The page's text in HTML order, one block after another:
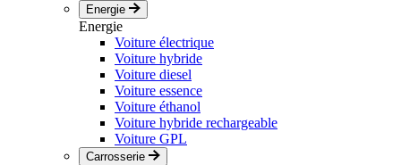
Energie
Energie
Voiture électrique
Voiture hybride
Voiture diesel
Voiture essence
Voiture éthanol
Voiture hybride rechargeable
Voiture GPL
Carrosserie